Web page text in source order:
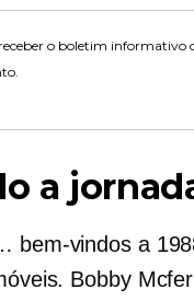
o boletim informativo
a
bem-vindos a
Bobby